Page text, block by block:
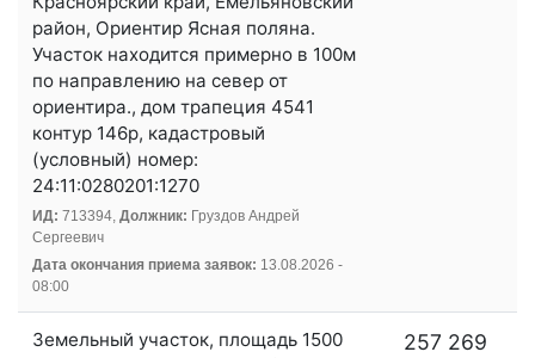
район, Ориентир Ясная поляна.
Участок находится примерно в 100м
по направлению на север от
ориентира., дом трапеция 4541
контур 146р, кадастровый
(условный) номер:
24:11:0280201:1270
ИД: 713394, Должник: Груздов Андрей
Сергеевич
Дата окончания приема заявок: 13.08.2026 -
08:00
Земельный участок, площадь 1500
257 269